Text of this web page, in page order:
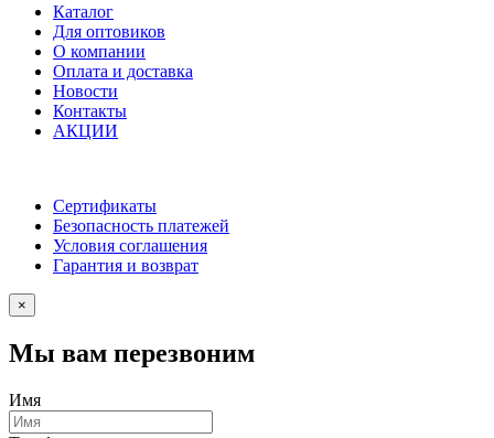
Каталог
Для оптовиков
О компании
Оплата и доставка
Новости
Контакты
АКЦИИ
Сертификаты
Безопасность платежей
Условия соглашения
Гарантия и возврат
×
Мы вам перезвоним
Имя